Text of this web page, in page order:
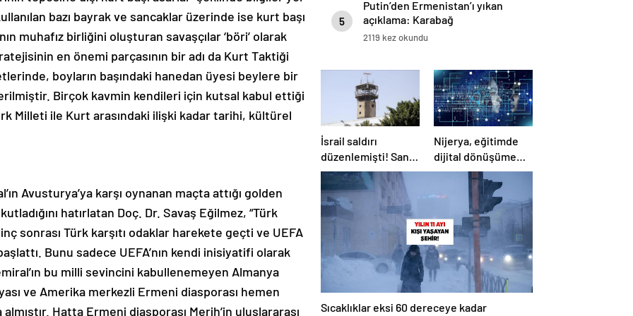
bazı bayrak ve sancaklar üzerinde ise kurt başı
muhafız birliğini oluşturan savaşçılar ‘böri’ olarak
en önemi parçasının bir adı da Kurt Taktiği
boyların başındaki hanedan üyesi beylere bir
Birçok kavmin kendileri için kutsal kabul ettiği
Milleti ile Kurt arasındaki ilişki kadar tarihi, kültürel
Avusturya’ya karşı oynanan maçta attığı golden
hatırlatan Doç. Dr. Savaş Eğilmez, “Türk
sonrası Türk karşıtı odaklar harekete geçti ve UEFA
Bunu sadece UEFA’nın kendi inisiyatifi olarak
bu milli sevincini kabullenemeyen Almanya
ve Amerika merkezli Ermeni diasporası hemen
almıştır. Hatta Ermeni diasporası Merih’in uluslararası
5
Putin’den Ermenistan’ı yıkan
açıklama: Karabağ
Azerbaycan’ın ayrılmaz bir
2119 kez okundu
İsrail saldırı
düzenlemişti! Sana
Havalimanı
tamamen hizmet
dışı kaldı
Nijerya, eğitimde
dijital dönüşüme
geçiyor
Sıcaklıklar eksi 60 dereceye kadar